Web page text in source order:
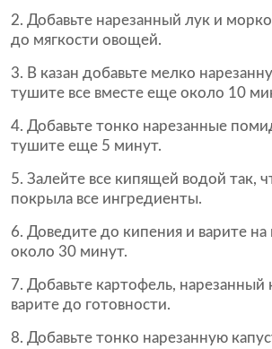
Добавьте нарезанный лук и
до мягкости овощей.
В казан добавьте мелко
тушите все вместе еще около 10
Добавьте тонко нарезанные
тушите еще 5 минут.
Залейте все кипящей водой так,
покрыла все ингредиенты.
Доведите до кипения и варите
около 30 минут.
Добавьте картофель, нарезанный
варите до готовности.
Добавьте тонко нарезанную